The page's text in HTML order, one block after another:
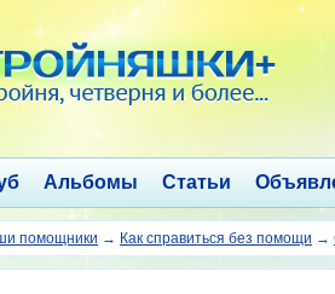
Альбомы Статьи
помощники → Как справиться без помощи →